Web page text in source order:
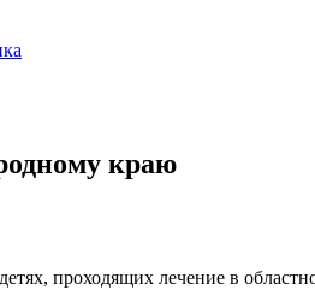
краю
детях, проходящих лечение в